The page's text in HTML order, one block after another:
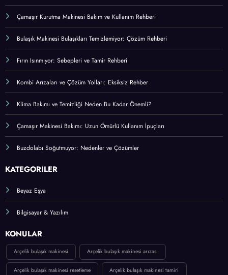
Çamaşır Kurutma Makinesi Bakım ve Kullanım Rehberi
Bulaşık Makinesi Bulaşıkları Temizlemiyor: Çözüm Rehberi
Fırın Isınmıyor: Sebepleri ve Tamir Rehberi
Kombi Arızaları ve Çözüm Yolları: Eksiksiz Rehber
Klima Bakımı ve Temizliği Neden Bu Kadar Önemli?
Çamaşır Makinesi Bakımı: Uzun Ömürlü Kullanım İpuçları
Buzdolabı Soğutmuyor: Nedenler ve Çözümler
KATEGORİLER
Beyaz Eşya
Bilgisayar & Yazılım
KONULAR
Arçelik bulaşık makinesi Arçelik bulaşık makinesi arızası
Arçelik bulaşık makinesi resetleme Arçelik bulaşık makinesi tamiri